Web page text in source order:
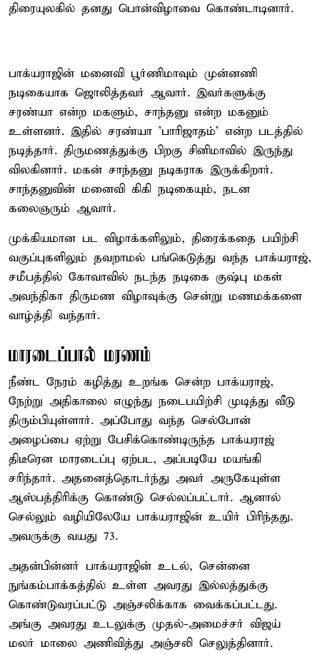
திரையுலகில் தனது பொன்விழாவை கொண்டாடினார்.
பாக்யராஜின் மனைவி பூர்ணிமாவும் முன்னணி
நடிகையாக ஜொலித்தவர் ஆவார். இவர்களுக்கு
சரண்யா என்ற மகளும், சாந்தனு என்ற மகனும்
உள்ளனர். இதில் சரண்யா 'பாரிஜாதம்' என்ற படத்தில்
நடித்தார். திருமணத்துக்கு பிறகு சினிமாவில் இருந்து
விலகினார். மகன் சாந்தனு நடிகராக இருக்கிறார்.
சாந்தனுவின் மனைவி கிகி நடிகையும், நடன
கலைஞரும் ஆவார்.
முக்கியமான பட விழாக்களிலும், திரைக்கதை பயிற்சி
வகுப்புகளிலும் தவறாமல் பங்கெடுத்து வந்த பாக்யராஜ்,
சமீபத்தில் கோவாவில் நடந்த நடிகை குஷ்பு மகள்
அவந்திகா திருமண விழாவுக்கு சென்று மணமக்களை
வாழ்த்தி வந்தார்.
மாரடைப்பால் மரணம்
நீண்ட நேரம் கழித்து உறங்க சென்ற பாக்யராஜ்,
நேற்று அதிகாலை எழுந்து நடைபயிற்சி முடித்து வீடு
திரும்பியுள்ளார். அப்போது வந்த செல்போன்
அழைப்பை ஏற்று பேசிக்கொண்டிருந்த பாக்யராஜ்
திடீரென மாரடைப்பு ஏற்பட, அப்படியே மயங்கி
சரிந்தார். அதனைத்தொடர்ந்து அவர் அருகேயுள்ள
ஆஸ்பத்திரிக்கு கொண்டு செல்லப்பட்டார். ஆனால்
செல்லும் வழியிலேயே பாக்யராஜின் உயிர் பிரிந்தது.
அவருக்கு வயது 73.
அதன்பின்னர் பாக்யராஜின் உடல், சென்னை
நுங்கம்பாக்கத்தில் உள்ள அவரது இல்லத்துக்கு
கொண்டுவரப்பட்டு அஞ்சலிக்காக வைக்கப்பட்டது.
அங்கு அவரது உடலுக்கு முதல்-அமைச்சர் விஜய்
மலர் மாலை அணிவித்து அஞ்சலி செலுத்தினார்.